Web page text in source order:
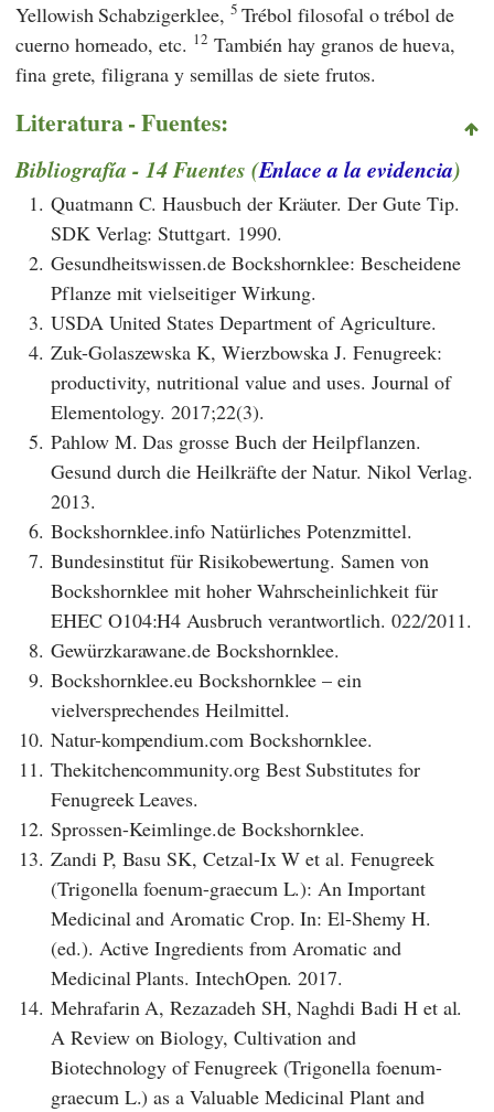
Yellowish Schabzigerklee, 5 Trébol filosofal o trébol de
cuerno horneado, etc. 12 También hay granos de hueva,
fina grete, filigrana y semillas de siete frutos.
Literatura - Fuentes:
Bibliografía - 14 Fuentes (Enlace a la evidencia)
1. Quatmann C. Hausbuch der Kräuter. Der Gute Tip.
SDK Verlag: Stuttgart. 1990.
2. Gesundheitswissen.de Bockshornklee: Bescheidene
Pflanze mit vielseitiger Wirkung.
3. USDA United States Department of Agriculture.
4. Zuk-Golaszewska K, Wierzbowska J. Fenugreek:
productivity, nutritional value and uses. Journal of
Elementology. 2017;22(3).
5. Pahlow M. Das grosse Buch der Heilpflanzen.
Gesund durch die Heilkräfte der Natur. Nikol Verlag.
2013.
6. Bockshornklee.info Natürliches Potenzmittel.
7. Bundesinstitut für Risikobewertung. Samen von
Bockshornklee mit hoher Wahrscheinlichkeit für
EHEC O104:H4 Ausbruch verantwortlich. 022/2011.
8. Gewürzkarawane.de Bockshornklee.
9. Bockshornklee.eu Bockshornklee – ein
vielversprechendes Heilmittel.
10. Natur-kompendium.com Bockshornklee.
11. Thekitchencommunity.org Best Substitutes for
Fenugreek Leaves.
12. Sprossen-Keimlinge.de Bockshornklee.
13. Zandi P, Basu SK, Cetzal-Ix W et al. Fenugreek
(Trigonella foenum-graecum L.): An Important
Medicinal and Aromatic Crop. In: El-Shemy H.
(ed.). Active Ingredients from Aromatic and
Medicinal Plants. IntechOpen. 2017.
14. Mehrafarin A, Rezazadeh SH, Naghdi Badi H et al.
A Review on Biology, Cultivation and
Biotechnology of Fenugreek (Trigonella foenum-
graecum L.) as a Valuable Medicinal Plant and